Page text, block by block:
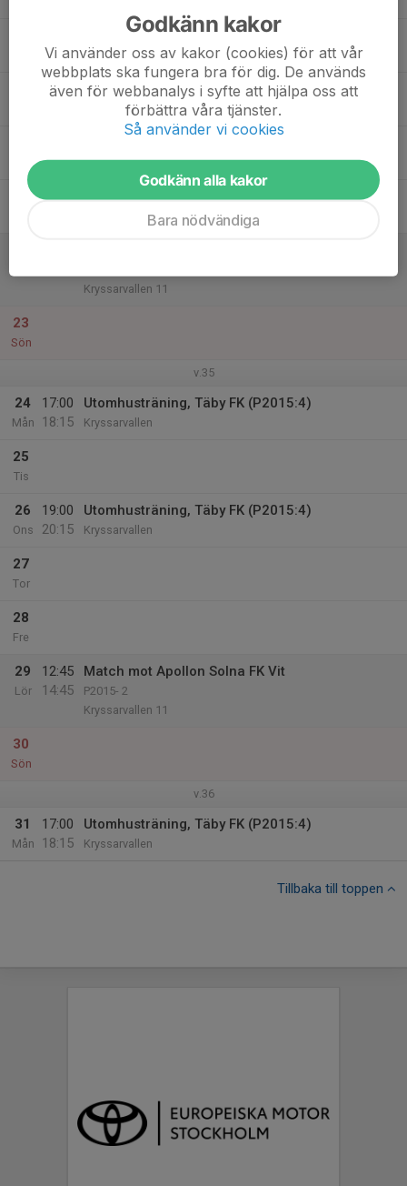
19:00
Utomhusträning, Täby FK (P2015:4)
Kryssarvallen
Kryssarvallen 11
23
Sön
v.35
24
Mån
17:00
18:15
Utomhusträning, Täby FK (P2015:4)
Kryssarvallen
25
Tis
26
Ons
19:00
20:15
Utomhusträning, Täby FK (P2015:4)
Kryssarvallen
27
Tor
28
Fre
29
Lör
12:45
14:45
Match mot Apollon Solna FK Vit
P2015- 2
Kryssarvallen 11
30
Sön
v.36
31
Mån
17:00
18:15
Utomhusträning, Täby FK (P2015:4)
Kryssarvallen
Tillbaka till toppen
Godkänn kakor
Vi använder oss av kakor (cookies) för att vår
webbplats ska fungera bra för dig. De används
även för webbanalys i syfte att hjälpa oss att
förbättra våra tjänster.
Så använder vi cookies
Godkänn alla kakor
Bara nödvändiga